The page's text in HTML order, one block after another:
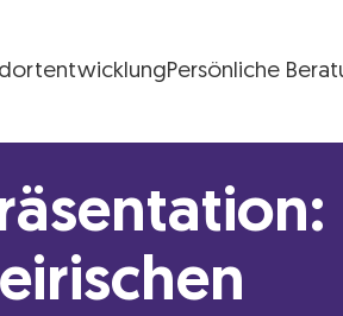
Persönliche